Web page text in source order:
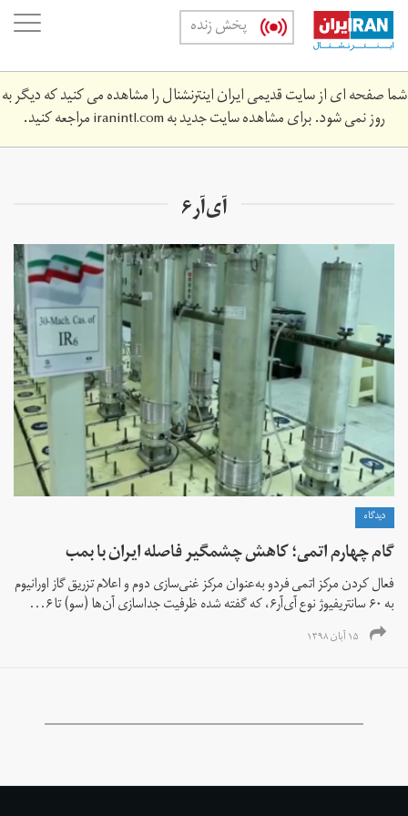
Skip
main
content
پخش زنده
شما صفحه ای از سایت قدیمی ایران اینترنشنال را مشاهده می کنید که دیگر به
روز نمی شود. برای مشاهده سایت جدید بهiranintl.comمراجعه کنید.
آی‌آر۶
دیدگاه
گام چهارم اتمی؛ کاهش چشمگیر فاصله ایران با بمب
فعال کردن مرکز اتمی فردو به‌عنوان مرکز غنی‌سازی دوم و اعلام تزریق گاز اورانیوم
به ۶۰ سانتریفیوژ نوع آی‌آر۶، که گفته شده ظرفیت جداسازی آن‌ها (سو) تا ۶...
۱۵ آبان ۱۳۹۸